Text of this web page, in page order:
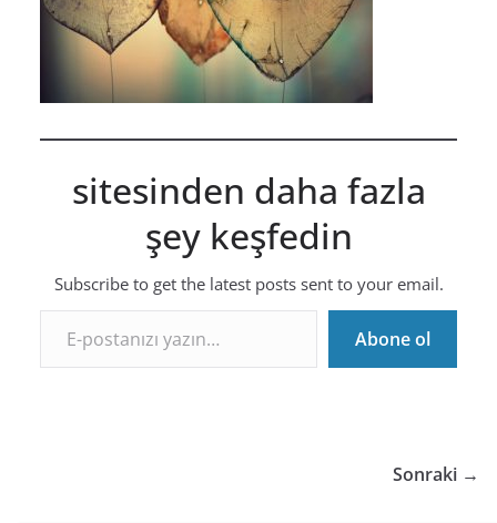
sitesinden daha fazla
şey keşfedin
Subscribe to get the latest posts sent to your email.
E-postanızı yazın…
Abone ol
Sonraki →